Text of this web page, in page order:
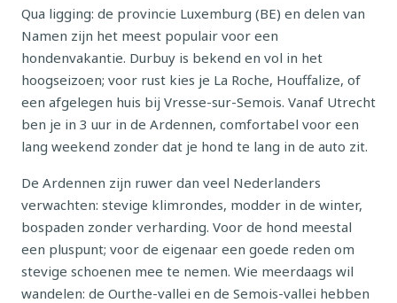
Qua ligging: de provincie Luxemburg (BE) en delen van
Namen zijn het meest populair voor een
hondenvakantie. Durbuy is bekend en vol in het
hoogseizoen; voor rust kies je La Roche, Houffalize, of
een afgelegen huis bij Vresse-sur-Semois. Vanaf Utrecht
ben je in 3 uur in de Ardennen, comfortabel voor een
lang weekend zonder dat je hond te lang in de auto zit.
De Ardennen zijn ruwer dan veel Nederlanders
verwachten: stevige klimrondes, modder in de winter,
bospaden zonder verharding. Voor de hond meestal
een pluspunt; voor de eigenaar een goede reden om
stevige schoenen mee te nemen. Wie meerdaags wil
wandelen: de Ourthe-vallei en de Semois-vallei hebben